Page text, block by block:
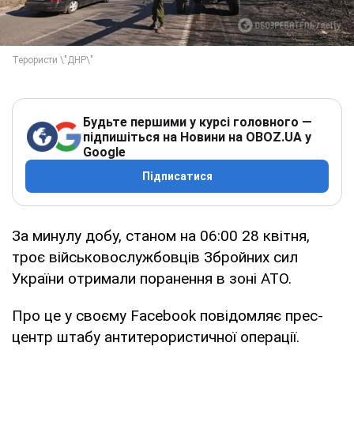
Будьте першими у курсі головного —
підпишіться на Новини на OBOZ.UA у
Google
Підписатися
За минулу добу, станом на 06:00 28 квітня,
троє військовослужбовців Збройних сил
України отримали поранення в зоні АТО.
Про це у своєму Facebook повідомляє прес-
центр штабу антитерористичної операції.